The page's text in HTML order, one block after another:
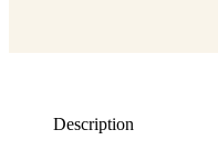
Description